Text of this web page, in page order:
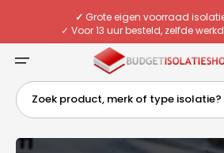
✓ Grote eigen voorraad
✓ Voor 13 uur besteld, zelfde
✓ Eigen chauffeurs &
Deskundig advies van
Zoek product, merk of type isolatie?